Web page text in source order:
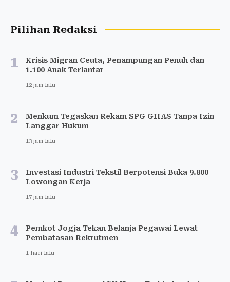
Pilihan Redaksi
1
Krisis Migran Ceuta, Penampungan Penuh dan
1.100 Anak Terlantar
12 jam lalu
2
Menkum Tegaskan Rekam SPG GIIAS Tanpa Izin
Langgar Hukum
13 jam lalu
3
Investasi Industri Tekstil Berpotensi Buka 9.800
Lowongan Kerja
17 jam lalu
4
Pemkot Jogja Tekan Belanja Pegawai Lewat
Pembatasan Rekrutmen
1 hari lalu